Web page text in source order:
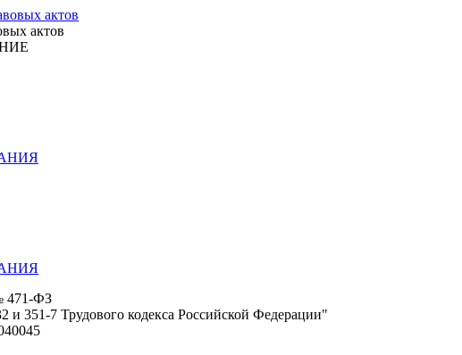
актов
471-ФЗ
и 351-7 Трудового кодекса Российской Федерации"